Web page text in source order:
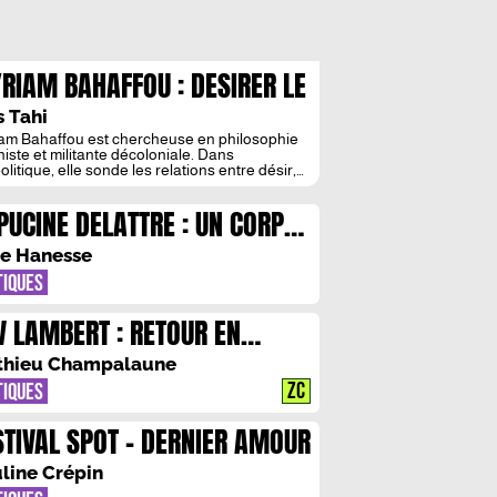
BAHAFFOU : DESIRER LE
Tahi
Bahaffou est chercheuse en philosophie
et militante décoloniale. Dans
elle sonde les relations entre désir,
intersectionnelle afin de saisir les
environnementaux. L’éropolitique contre
conquête du capitalisme La couverture
ouvrage de Myriam Bahaffou,
attire le […]
DELATTRE : UN CORPS
EN LUTTE
Hanesse
LAMBERT : RETOUR EN
Champalaune
ZC
SPOT – DERNIER AMOUR
Crépin